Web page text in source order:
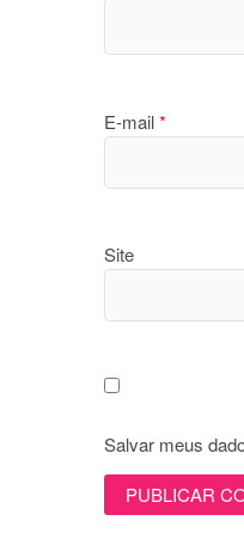
E-mail*
Site
Salvar meus